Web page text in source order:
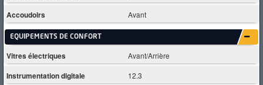
Accoudoirs Avant
EQUIPEMENTS DE CONFORT
Vitres électriques Avant/Arrière
Instrumentation digitale 12.3